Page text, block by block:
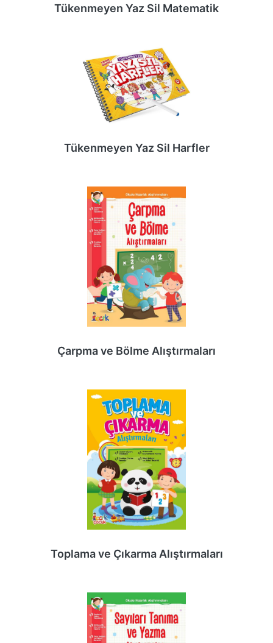
Tükenmeyen Yaz Sil Matematik
Tükenmeyen Yaz Sil Harfler
Çarpma ve Bölme Alıştırmaları
Toplama ve Çıkarma Alıştırmaları